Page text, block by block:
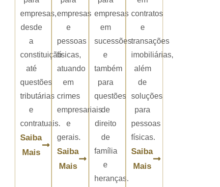
empresas,
desde
a
constituição
até
questões
tributárias
e
contratuais.
Saiba
Mais
empresas
e
pessoas
físicas,
atuando
em
crimes
empresariais
e
gerais.
Saiba
Mais
empresas
em
sucessões
e
também
para
questões
de
direito
de
família
e
heranças.
contratos
e
transações
imobiliárias,
além
de
soluções
para
pessoas
físicas.
Saiba
Mais